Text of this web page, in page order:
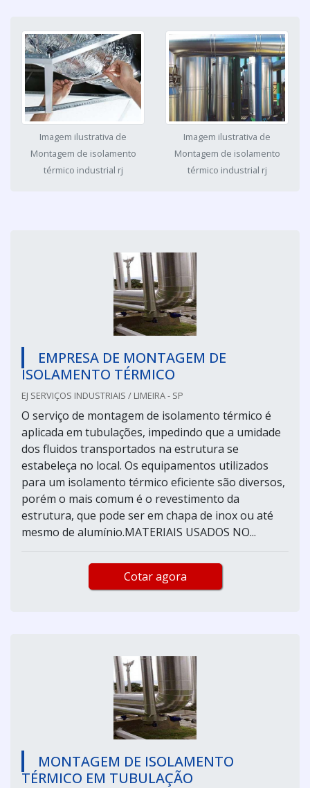
Imagem ilustrativa de
Montagem de isolamento
térmico industrial rj
Imagem ilustrativa de
Montagem de isolamento
térmico industrial rj
EMPRESA DE MONTAGEM DE
ISOLAMENTO TÉRMICO
EJ SERVIÇOS INDUSTRIAIS / LIMEIRA - SP
O serviço de montagem de isolamento térmico é
aplicada em tubulações, impedindo que a umidade
dos fluidos transportados na estrutura se
estabeleça no local. Os equipamentos utilizados
para um isolamento térmico eficiente são diversos,
porém o mais comum é o revestimento da
estrutura, que pode ser em chapa de inox ou até
mesmo de alumínio.MATERIAIS USADOS NO...
Cotar agora
MONTAGEM DE ISOLAMENTO
TÉRMICO EM TUBULAÇÃO